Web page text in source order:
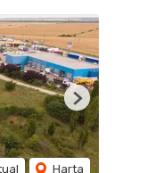
Harta
Next